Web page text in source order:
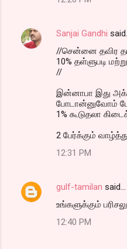
Sanjai Gandhi said…
//சென்னை தவிர
10% தள்ளுபடி
//
இன்னாபா இது
போடான்னுவோம்
1% கூடுதலா
2 பேர்க்கும்
12:31 PM
gulf-tamilan said…
உங்களுக்கும்
12:40 PM